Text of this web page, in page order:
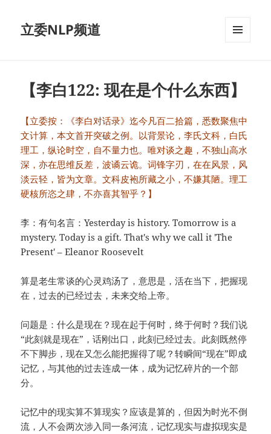
立委NLP频道
【李白122: 现在是个什么东西】
【立委按：《李白对话录》迄今凡百二拾篇，悉数聚焦中
文计算，本文首开突破之例。以背景论，李氏文科，白氏
理工，纵论时空，自不量力也。唯对谈之趣，不独山高水
深，亦在思维反差，波谲云诡。词锋字刃，在在风景，风
淡云轻，皆为文章。文科皮袍所藏之小，不嫌其陋。理工
硬核所恣之肆，不亦喜其智乎？】
李：有句名言：Yesterday is history. Tomorrow is a
mystery. Today is a gift. That's why we call it 'The
Present' – Eleanor Roosevelt
算是老生常谈的心灵鸡汤了，意思是，活在当下，把握现
在，过去的已经过去，未来交给上帝。
问题是：什么是现在？现在起于何时，终于何时？我们说
“此刻就是现在”，话刚出口，此刻已经过去。此刻既然停
不下脚步，现在又怎么能把握得了呢？转瞬间“现在”即成
记忆，与其他的过去连成一体，成为记忆碎片的一个部
分。
记忆中的现实算不算现实？应该是算的，但因为时光不倒
流，人不会两次涉入同一条河流，记忆现实与虚拟现实是